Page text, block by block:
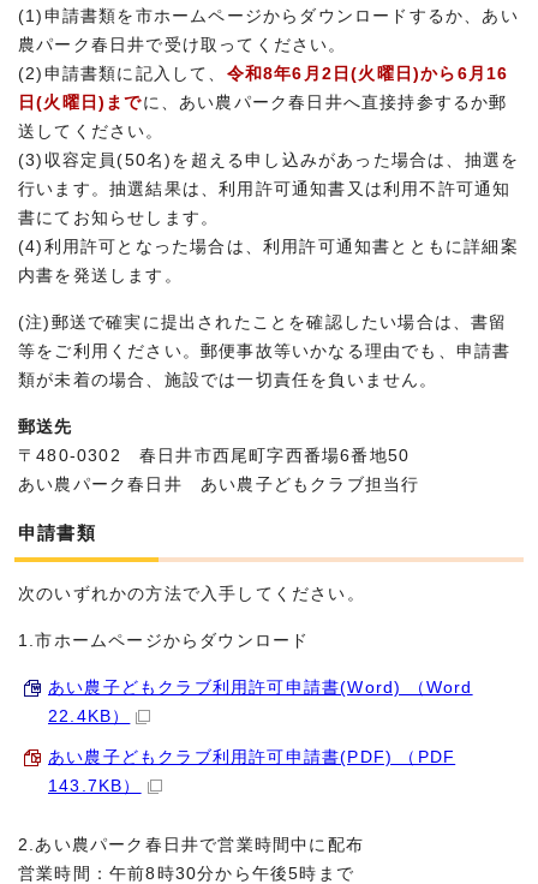
(1)申請書類を市ホームページからダウンロードするか、あい
農パーク春日井で受け取ってください。
(2)申請書類に記入して、 令和8年6月2日(火曜日)から6月16
日(火曜日)までに、あい農パーク春日井へ直接持参するか郵
送してください。
(3)収容定員(50名)を超える申し込みがあった場合は、抽選を
行います。抽選結果は、利用許可通知書又は利用不許可通知
書にてお知らせします。
(4)利用許可となった場合は、利用許可通知書とともに詳細案
内書を発送します。
(注)郵送で確実に提出されたことを確認したい場合は、書留
等をご利用ください。郵便事故等いかなる理由でも、申請書
類が未着の場合、施設では一切責任を負いません。
郵送先
〒480-0302 春日井市西尾町字西番場6番地50
あい農パーク春日井 あい農子どもクラブ担当行
申請書類
次のいずれかの方法で入手してください。
1.市ホームページからダウンロード
あい農子どもクラブ利用許可申請書(Word) （Word
22.4KB）
あい農子どもクラブ利用許可申請書(PDF) （PDF
143.7KB）
2.あい農パーク春日井で営業時間中に配布
営業時間：午前8時30分から午後5時まで